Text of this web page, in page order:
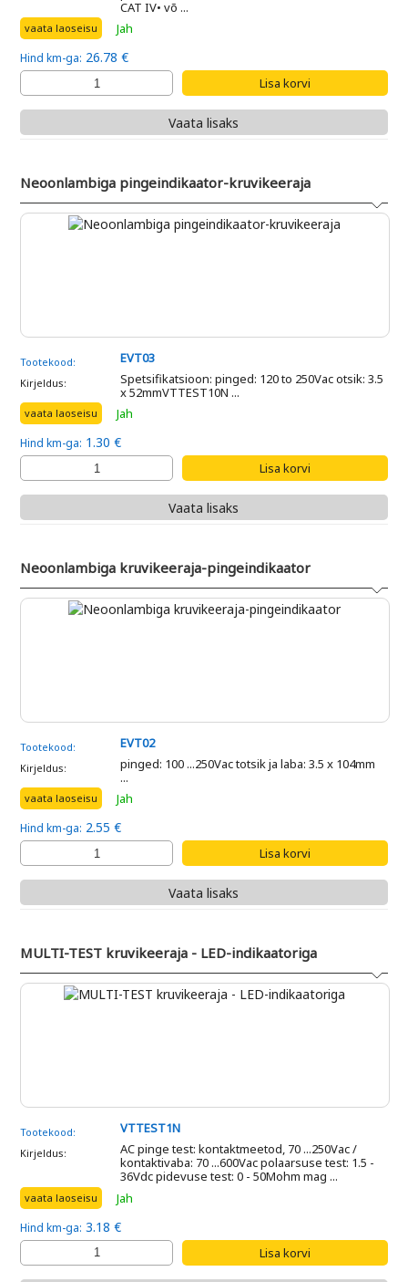
CAT IV• võ ...
vaata laoseisu Jah
Hind km-ga: 26.78 €
Vaata lisaks
Neoonlambiga pingeindikaator-kruvikeeraja
Tootekood: EVT03
Kirjeldus:
Spetsifikatsioon: pinged: 120 to 250Vac otsik: 3.5
x 52mmVTTEST10N ...
vaata laoseisu Jah
Hind km-ga: 1.30 €
Vaata lisaks
Neoonlambiga kruvikeeraja-pingeindikaator
Tootekood: EVT02
Kirjeldus:
pinged: 100 ...250Vac totsik ja laba: 3.5 x 104mm
...
vaata laoseisu Jah
Hind km-ga: 2.55 €
Vaata lisaks
MULTI-TEST kruvikeeraja - LED-indikaatoriga
Tootekood: VTTEST1N
Kirjeldus:
AC pinge test: kontaktmeetod, 70 ...250Vac /
kontaktivaba: 70 ...600Vac polaarsuse test: 1.5 -
36Vdc pidevuse test: 0 - 50Mohm mag ...
vaata laoseisu Jah
Hind km-ga: 3.18 €